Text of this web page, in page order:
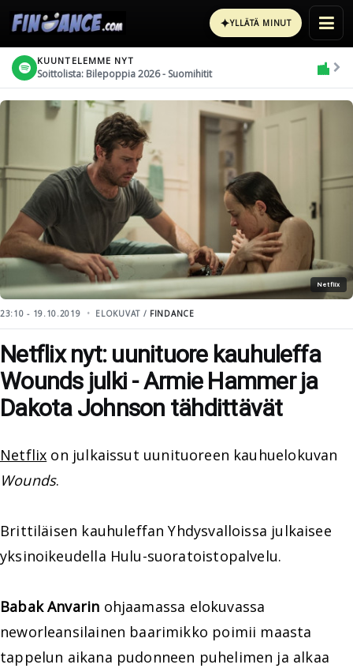
✦YLLÄTÄ MINUT
KUUNTELEMME NYT
Soittolista: Bilepoppia 2026 - Suomihitit
Netflix
23:10 - 19.10.2019 ELOKUVAT / FINDANCE
Netflix nyt: uunituore kauhuleffa
Wounds julki - Armie Hammer ja
Dakota Johnson tähdittävät
Netflix on julkaissut uunituoreen kauhuelokuvan
Wounds.
Brittiläisen kauhuleffan Yhdysvalloissa julkaisee
yksinoikeudella Hulu-suoratoistopalvelu.
Babak Anvarin ohjaamassa elokuvassa
neworleansilainen baarimikko poimii maasta
tappelun aikana pudonneen puhelimen ja alkaa